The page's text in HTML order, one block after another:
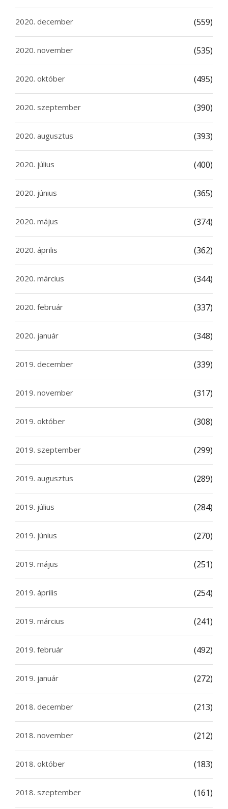
2020. december (559)
2020. november (535)
2020. október (495)
2020. szeptember (390)
2020. augusztus (393)
2020. július (400)
2020. június (365)
2020. május (374)
2020. április (362)
2020. március (344)
2020. február (337)
2020. január (348)
2019. december (339)
2019. november (317)
2019. október (308)
2019. szeptember (299)
2019. augusztus (289)
2019. július (284)
2019. június (270)
2019. május (251)
2019. április (254)
2019. március (241)
2019. február (492)
2019. január (272)
2018. december (213)
2018. november (212)
2018. október (183)
2018. szeptember (161)